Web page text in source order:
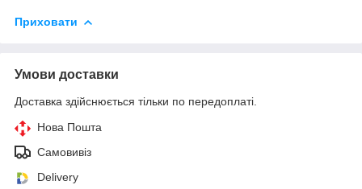
Приховати
Умови доставки
Доставка здійснюється тільки по передоплаті.
Нова Пошта
Самовивіз
Delivery